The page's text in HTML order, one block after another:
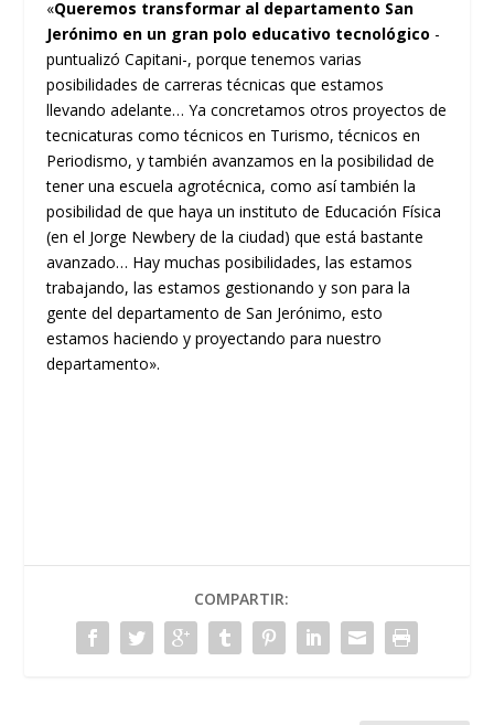
«Queremos transformar al departamento San
Jerónimo en un gran polo educativo tecnológico -
puntualizó Capitani-, porque tenemos varias
posibilidades de carreras técnicas que estamos
llevando adelante… Ya concretamos otros proyectos de
tecnicaturas como técnicos en Turismo, técnicos en
Periodismo, y también avanzamos en la posibilidad de
tener una escuela agrotécnica, como así también la
posibilidad de que haya un instituto de Educación Física
(en el Jorge Newbery de la ciudad) que está bastante
avanzado… Hay muchas posibilidades, las estamos
trabajando, las estamos gestionando y son para la
gente del departamento de San Jerónimo, esto
estamos haciendo y proyectando para nuestro
departamento».
COMPARTIR: